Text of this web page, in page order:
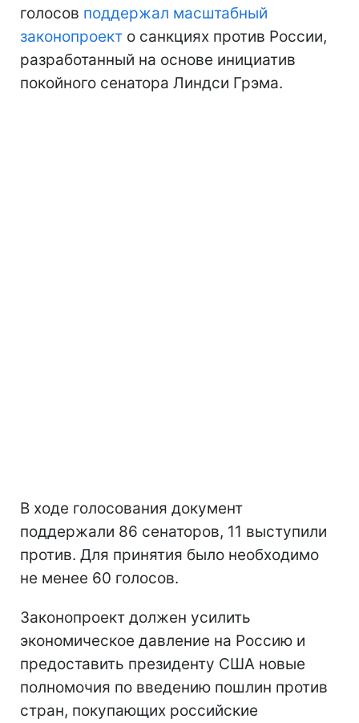
голосов поддержал масштабный
законопроект о санкциях против России,
разработанный на основе инициатив
покойного сенатора Линдси Грэма.
В ходе голосования документ
поддержали 86 сенаторов, 11 выступили
против. Для принятия было необходимо
не менее 60 голосов.
Законопроект должен усилить
экономическое давление на Россию и
предоставить президенту США новые
полномочия по введению пошлин против
стран, покупающих российские